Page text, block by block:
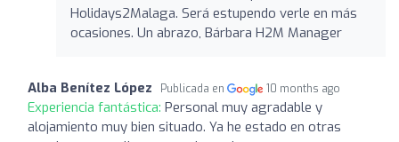
Holidays2Malaga. Será estupendo verle en más
ocasiones. Un abrazo, Bárbara H2M Manager
Alba Benítez López Publicada en 10 months ago
Experiencia fantástica: Personal muy agradable y
alojamiento muy bien situado. Ya he estado en otras